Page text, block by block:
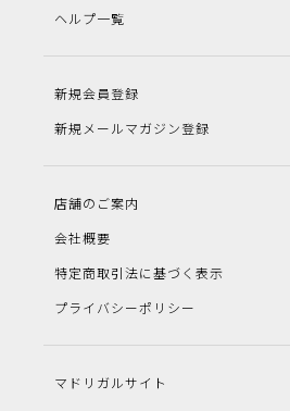
ヘルプ一覧
新規会員登録
新規メールマガジン登録
店舗のご案内
会社概要
特定商取引法に基づく表示
プライバシーポリシー
マドリガルサイト